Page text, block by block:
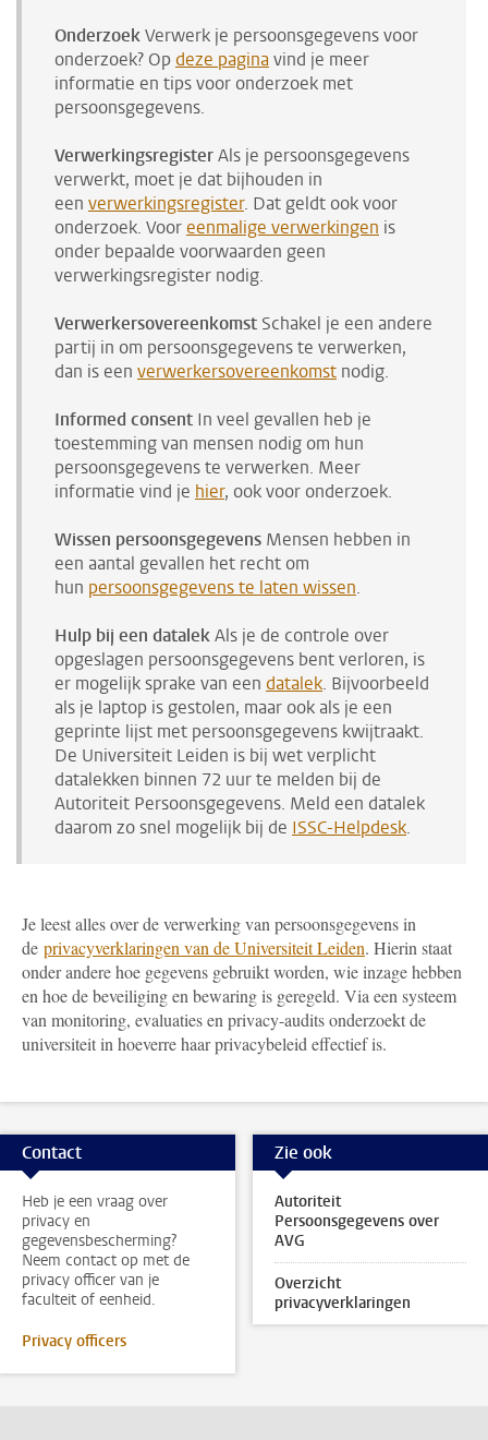
OnderzoekVerwerk je persoonsgegevens voor
onderzoek? Opdeze pagina vind je meer
informatie en tips voor onderzoek met
persoonsgegevens.
VerwerkingsregisterAls je persoonsgegevens
verwerkt, moet je dat bijhouden in
een verwerkingsregister. Dat geldt ook voor
onderzoek. Vooreenmalige verwerkingen is
onder bepaalde voorwaarden geen
verwerkingsregister nodig.
Verwerkersovereenkomst Schakel je een andere
partij in om persoonsgegevens te verwerken,
dan is een verwerkersovereenkomst nodig.
Informed consent In veel gevallen heb je
toestemming van mensen nodig om hun
persoonsgegevens te verwerken. Meer
informatie vind je hier, ook voor onderzoek.
Wissen persoonsgegevens Mensen hebben in
een aantal gevallen het recht om
hun persoonsgegevens te laten wissen.
Hulp bij een datalekAls je de controle over
opgeslagen persoonsgegevens bent verloren, is
er mogelijk sprake van een datalek. Bijvoorbeeld
als je laptop is gestolen, maar ook als je een
geprinte lijst met persoonsgegevens kwijtraakt.
De Universiteit Leiden is bij wet verplicht
datalekken binnen 72 uur te melden bij de
Autoriteit Persoonsgegevens. Meld een datalek
daarom zo snel mogelijk bij de ISSC-Helpdesk.
Je leest alles over de verwerking van persoonsgegevens in
de privacyverklaringen van de Universiteit Leiden. Hierin staat
onder andere hoe gegevens gebruikt worden, wie inzage hebben
en hoe de beveiliging en bewaring is geregeld. Via een systeem
van monitoring, evaluaties en privacy-audits onderzoekt de
universiteit in hoeverre haar privacybeleid effectief is.
Contact
Heb je een vraag over
privacy en
gegevensbescherming?
Neem contact op met de
privacy officer van je
faculteit of eenheid.
Privacy officers
Zie ook
Autoriteit
Persoonsgegevens over
AVG
Overzicht
privacyverklaringen